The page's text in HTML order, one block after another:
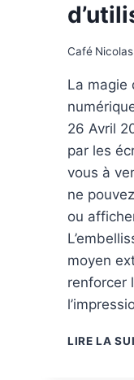
Café
La magie
26 Avril
par les
vous à
ne
ou
moyen
renforcer
LIRE LA